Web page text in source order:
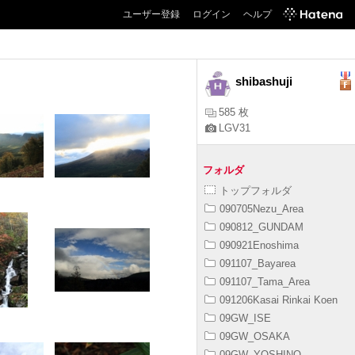
ユーザー登録 ログイン ヘルプ
shibashuji
585 枚
LGV31
フォルダ
トップフォルダ
090705Nezu_Area
090812_GUNDAM
090921Enoshima
091107_Bayarea
091107_Tama_Area
091206Kasai Rinkai Koen
09GW_ISE
09GW_OSAKA